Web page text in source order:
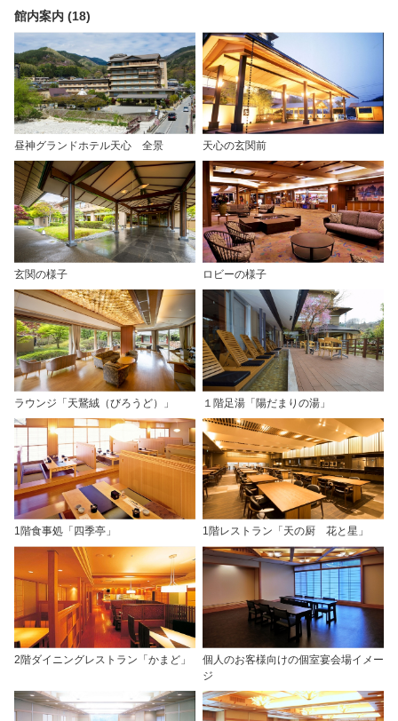
館内案内 (18)
昼神グランドホテル天心 全景 天心の玄関前
玄関の様子 ロビーの様子
ラウンジ「天鵞絨（びろうど）」 １階足湯「陽だまりの湯」
1階食事処「四季亭」 1階レストラン「天の厨 花と星」
2階ダイニングレストラン「かまど」
個人のお客様向けの個室宴会場イメー
ジ